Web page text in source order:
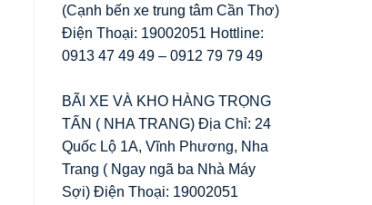
(Cạnh bến xe trung tâm Cần Thơ)
Điện Thoại: 19002051 Hottline:
0913 47 49 49 – 0912 79 79 49
BÃI XE VÀ KHO HÀNG TRỌNG
TẤN ( NHA TRANG) Địa Chỉ: 24
Quốc Lộ 1A, Vĩnh Phương, Nha
Trang ( Ngay ngã ba Nhà Máy
Sợi) Điện Thoại: 19002051